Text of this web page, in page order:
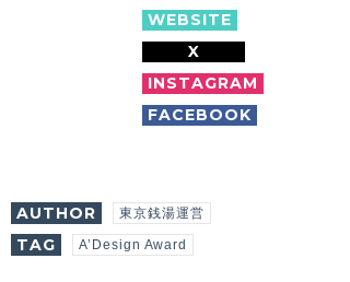
WEBSITE
X
INSTAGRAM
FACEBOOK
AUTHOR 東京銭湯運営
TAG A’Design Award